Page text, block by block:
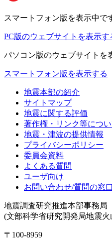
スマートフォン版 を表示中で
PC版のウェブサイトを表示す
パソコン版のウェブサイトを
スマートフォン版を表示する
地震本部の紹介
サイトマップ
地震に関する評価
著作権・リンク等につい
地震・津波の提供情報
プライバシーポリシー
委員会資料
よくある質問
ユーザ向け
お問い合わせ/質問の窓口
地震調査研究推進本部事務局
(文部科学省研究開発局地震
〒100-8959